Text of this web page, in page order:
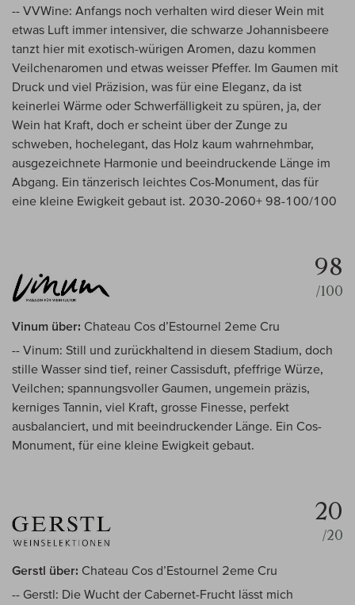
-- VVWine: Anfangs noch verhalten wird dieser Wein mit
etwas Luft immer intensiver, die schwarze Johannisbeere
tanzt hier mit exotisch-würigen Aromen, dazu kommen
Veilchenaromen und etwas weisser Pfeffer. Im Gaumen mit
Druck und viel Präzision, was für eine Eleganz, da ist
keinerlei Wärme oder Schwerfälligkeit zu spüren, ja, der
Wein hat Kraft, doch er scheint über der Zunge zu
schweben, hochelegant, das Holz kaum wahrnehmbar,
ausgezeichnete Harmonie und beeindruckende Länge im
Abgang. Ein tänzerisch leichtes Cos-Monument, das für
eine kleine Ewigkeit gebaut ist. 2030-2060+ 98-100/100
98
/100
Vinum über: Chateau Cos d’Estournel 2eme Cru
-- Vinum: Still und zurückhaltend in diesem Stadium, doch
stille Wasser sind tief, reiner Cassisduft, pfeffrige Würze,
Veilchen; spannungsvoller Gaumen, ungemein präzis,
kerniges Tannin, viel Kraft, grosse Finesse, perfekt
ausbalanciert, und mit beeindruckender Länge. Ein Cos-
Monument, für eine kleine Ewigkeit gebaut.
20
/20
Gerstl über: Chateau Cos d’Estournel 2eme Cru
-- Gerstl: Die Wucht der Cabernet-Frucht lässt mich